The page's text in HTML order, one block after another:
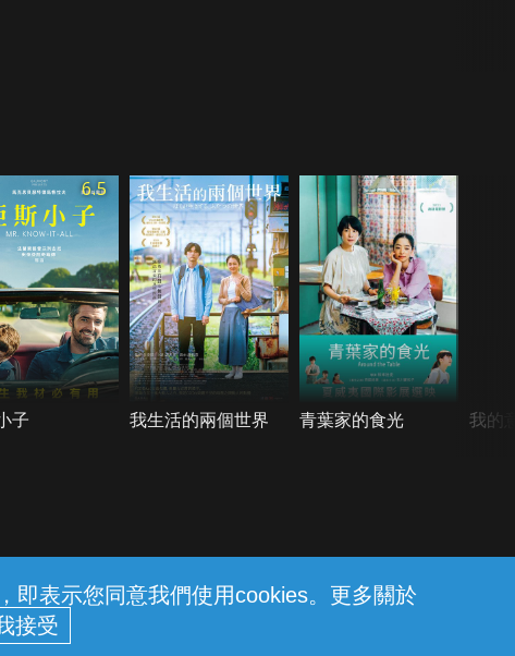
即表示您同意我們使用cookies。更多關於
6.5
子 我生活的兩個世界 青葉家的食光 我的